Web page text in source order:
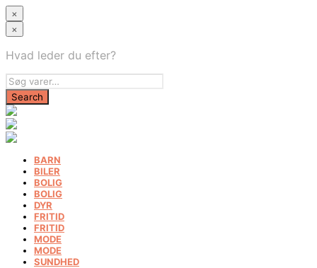
×
×
Hvad leder du efter?
BARN
BILER
BOLIG
BOLIG
DYR
FRITID
FRITID
MODE
MODE
SUNDHED